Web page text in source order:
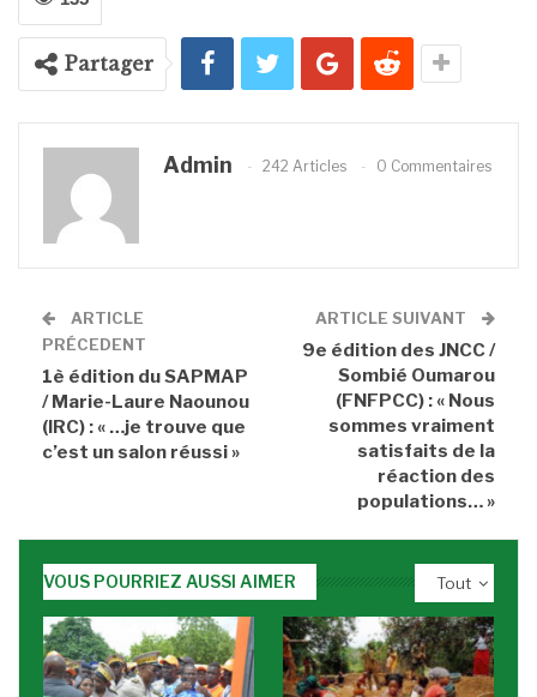
Partager
Admin 242 Articles 0 Commentaires
ARTICLE
PRÉCEDENT
1è édition du SAPMAP
/ Marie-Laure Naounou
(IRC) : « …je trouve que
c’est un salon réussi »
ARTICLE SUIVANT
9e édition des JNCC /
Sombié Oumarou
(FNFPCC) : « Nous
sommes vraiment
satisfaits de la
réaction des
populations… »
Tout
VOUS POURRIEZ AUSSI AIMER